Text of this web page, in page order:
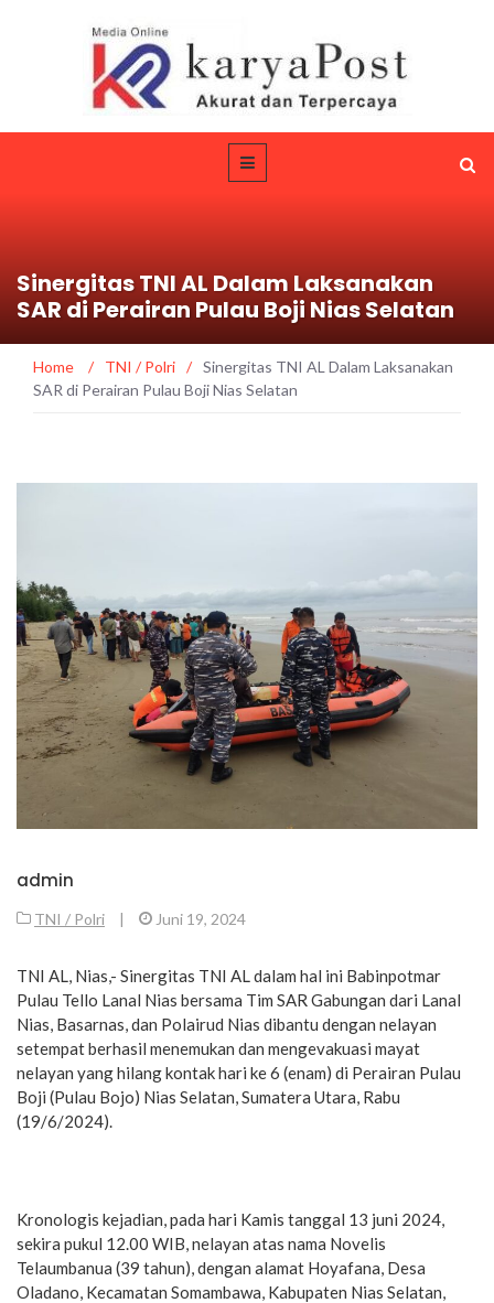
Sinergitas TNI AL Dalam Laksanakan
SAR di Perairan Pulau Boji Nias Selatan
Home / TNI / Polri / Sinergitas TNI AL Dalam Laksanakan
SAR di Perairan Pulau Boji Nias Selatan
admin
TNI / Polri | Juni 19, 2024
TNI AL, Nias,- Sinergitas TNI AL dalam hal ini Babinpotmar
Pulau Tello Lanal Nias bersama Tim SAR Gabungan dari Lanal
Nias, Basarnas, dan Polairud Nias dibantu dengan nelayan
setempat berhasil menemukan dan mengevakuasi mayat
nelayan yang hilang kontak hari ke 6 (enam) di Perairan Pulau
Boji (Pulau Bojo) Nias Selatan, Sumatera Utara, Rabu
(19/6/2024).
Kronologis kejadian, pada hari Kamis tanggal 13 juni 2024,
sekira pukul 12.00 WIB, nelayan atas nama Novelis
Telaumbanua (39 tahun), dengan alamat Hoyafana, Desa
Oladano, Kecamatan Somambawa, Kabupaten Nias Selatan,